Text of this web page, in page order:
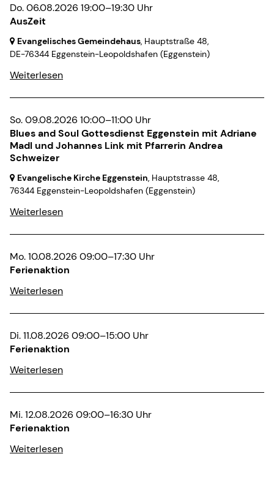
Do. 06.08.2026 19:00–19:30 Uhr
AusZeit
Evangelisches Gemeindehaus, Hauptstraße 48,
DE-76344 Eggenstein-Leopoldshafen (Eggenstein)
Weiterlesen
So. 09.08.2026 10:00–11:00 Uhr
Blues and Soul Gottesdienst Eggenstein mit Adriane
Madl und Johannes Link mit Pfarrerin Andrea
Schweizer
Evangelische Kirche Eggenstein, Hauptstrasse 48,
76344 Eggenstein-Leopoldshafen (Eggenstein)
Weiterlesen
Mo. 10.08.2026 09:00–17:30 Uhr
Ferienaktion
Weiterlesen
Di. 11.08.2026 09:00–15:00 Uhr
Ferienaktion
Weiterlesen
Mi. 12.08.2026 09:00–16:30 Uhr
Ferienaktion
Weiterlesen